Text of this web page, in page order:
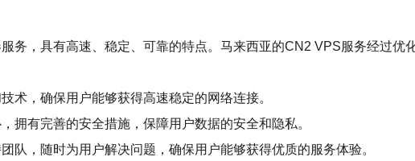
务，具有高速、稳定、可靠的特点。马来西亚的CN2 VPS服务经过优
术，确保用户能够获得高速稳定的网络连接。
拥有完善的安全措施，保障用户数据的安全和隐私。
队，随时为用户解决问题，确保用户能够获得优质的服务体验。